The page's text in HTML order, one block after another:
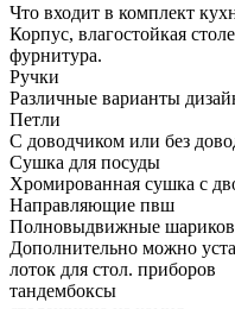
Что входит в комплект
Корпус, влагостойкая
фурнитура.
Ручки
Различные варианты
Петли
С доводчиком или без
Сушка для посуды
Хромированная сушка с
Направляющие пвш
Полновыдвижные
Дополнительно можно
лоток для стол. приборов
тандембоксы